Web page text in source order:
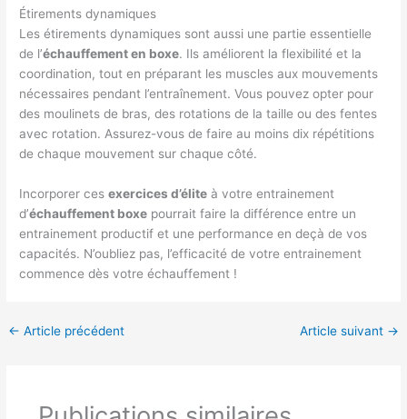
Étirements dynamiques
Les étirements dynamiques sont aussi une partie essentielle
de l’échauffement en boxe. Ils améliorent la flexibilité et la
coordination, tout en préparant les muscles aux mouvements
nécessaires pendant l’entraînement. Vous pouvez opter pour
des moulinets de bras, des rotations de la taille ou des fentes
avec rotation. Assurez-vous de faire au moins dix répétitions
de chaque mouvement sur chaque côté.
Incorporer cesexercices d’élite à votre entrainement
d’échauffement boxe pourrait faire la différence entre un
entrainement productif et une performance en deçà de vos
capacités. N’oubliez pas, l’efficacité de votre entrainement
commence dès votre échauffement !
← Article précédent Article suivant →